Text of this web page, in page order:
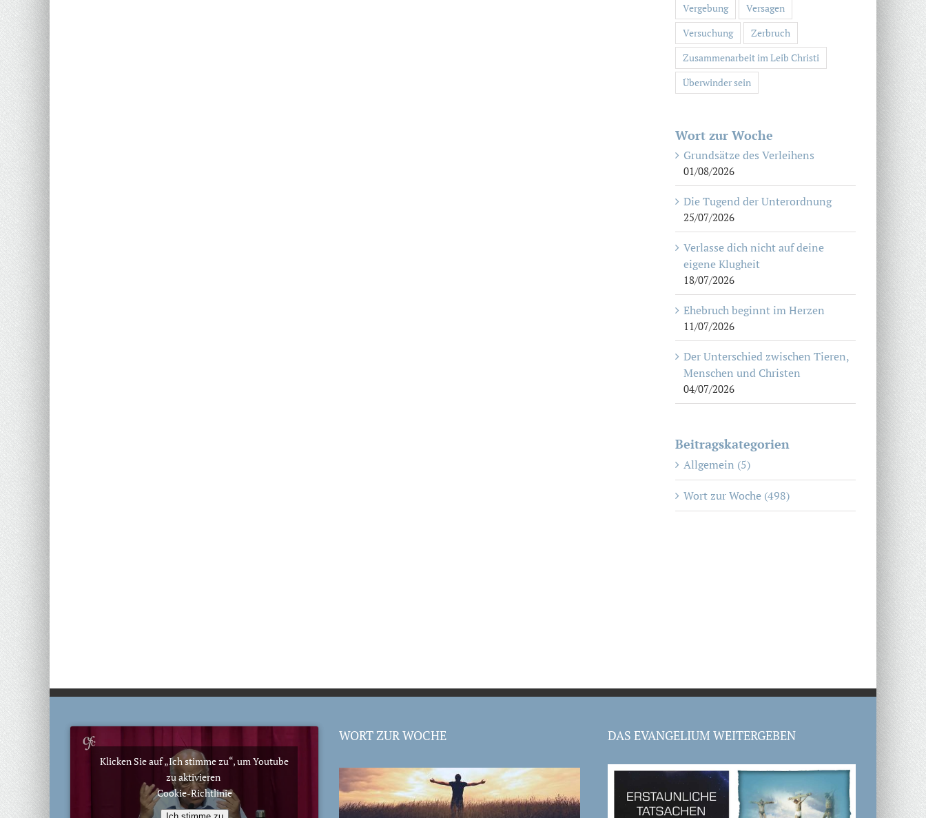
Vergebung
Versagen
Versuchung
Zerbruch
Zusammenarbeit im Leib Christi
Überwinder sein
Wort zur Woche
Grundsätze des Verleihens
01/08/2026
Die Tugend der Unterordnung
25/07/2026
Verlasse dich nicht auf deine
eigene Klugheit
18/07/2026
Ehebruch beginnt im Herzen
11/07/2026
Der Unterschied zwischen Tieren,
Menschen und Christen
04/07/2026
Beitragskategorien
Allgemein (5)
Wort zur Woche (498)
Klicken Sie auf „Ich stimme zu“, um Youtube
zu aktivieren
Cookie-Richtlinie
WORT ZUR WOCHE DAS EVANGELIUM WEITERGEBEN